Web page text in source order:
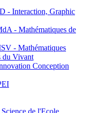
- Interaction, Graphic
- Mathématiques de
- Mathématiques
du Vivant
Conception
de l'Ecole